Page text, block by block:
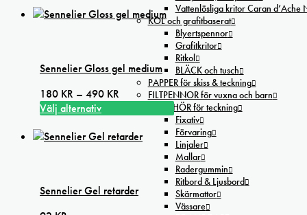
Vattenlösliga kritor Caran d’Ache
KOL och grafitbaserat
Blyertspennor
Grafitkritor
Ritkol
BLÄCK och tusch
PAPPER för skiss & teckning
FILTPENNOR för vuxna och barn
TILLBEHÖR för teckning
Fixativ
Förvaring
Linjaler
Mallar
Radergummin
Ritbord & Ljusbord
Skärmattor
Vässare
kan
väljas
490 kr
här
varianter.
olika
alternativen
kan
väljas
Sennelier Gloss gel medium
180 KR – 490 KR Prisintervall:
490 kr
Välj alternativ
här
varianter.
Sennelier Gel retarder